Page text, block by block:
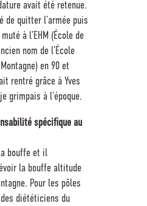
avait été retenue.
de quitter l’armée puis
à l’EHM (École de
nom de l’École
en 90 et
rentré grâce à Yves
grimpais à l’époque.
spécifique au
bouffe et il
la bouffe altitude
Pour les pôles
diététiciens du